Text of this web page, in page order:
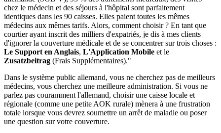
chez le médecin et des séjours à l'hôpital sont parfaitement
identiques dans les 90 caisses. Elles paient toutes les mêmes
médecins aux mêmes tarifs. Alors, comment choisir ? En tant que
courtier ayant inscrit des milliers d'expatriés, je dis à mes clients
d'ignorer la couverture médicale et de se concentrer sur trois choses :
Le Support en Anglais, L'Application Mobile et le
Zusatzbeitrag (Frais Supplémentaires)."
Dans le système public allemand, vous ne cherchez pas de meilleurs
médecins, vous cherchez une meilleure administration. Si vous ne
parlez pas couramment l'allemand, choisir une caisse locale et
régionale (comme une petite AOK rurale) mènera à une frustration
totale lorsque vous devrez soumettre un arrêt de maladie ou poser
une question sur votre couverture.